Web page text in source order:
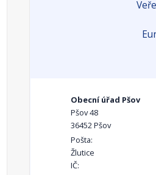
Obecní úřad Pšov
Pšov 48
36452 Pšov
Pošta:
Žlutice
IČ: